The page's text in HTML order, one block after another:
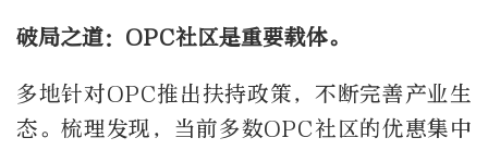
破局之道：OPC社区是重要载体。
多地针对OPC推出扶持政策，不断完善产业生
态。梳理发现，当前多数OPC社区的优惠集中